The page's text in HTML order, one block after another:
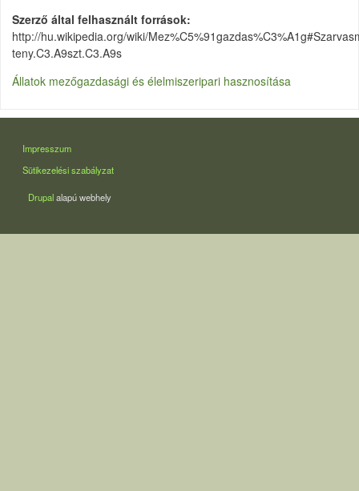
Szerző által felhasznált források
http://hu.wikipedia.org/wiki/
teny.C3.A9szt.C3.A9s
Állatok mezőgazdasági és élelmiszeripari hasznosítása
LÁBLÉC
Impresszum
Sütikezelési szabályzat
Drupalalapú webhely